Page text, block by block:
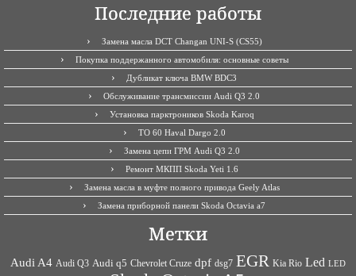
Последние работы
Замена масла DCT Changan UNI-S (CS55)
Покупка поддержанного автомобиля: основные советы
Дубликат ключа BMW BDC3
Обслуживание трансмиссии Audi Q3 2.0
Установка парктроников Skoda Karoq
ТО 60 Haval Dargo 2.0
Замена цепи ГРМ Audi Q3 2.0
Ремонт МКПП Skoda Yeti 1.6
Замена масла в муфте полного привода Geely Atlas
Замена приборной панели Skoda Octavia a7
Метки
Audi A4 Audi Q3 Audi q5 Chevrolet Cruze dpf dsg7 EGR Kia Rio Led LED